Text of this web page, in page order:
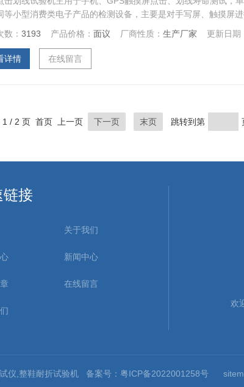
等小型消费类电子产品的检测设备，主要是对手写屏、触摸屏
数：3193 产品价格：面议 厂商性质：生产厂家 更新日期
详情 在线留言
1 / 2 页 首页 上一页 下一页 末页 跳转到第
链接
关于我们
新闻中心
在线留言
欢
仪,整鞋耐折试验机 备案号：粤ICP备2022001258号